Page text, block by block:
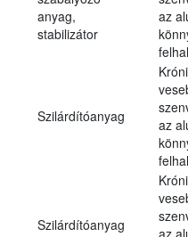
anyag,
stabilizátor
az
Szilárdítóanyag
az
Szilárdítóanyag
az